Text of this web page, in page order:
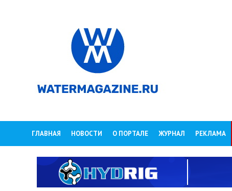
ГЛАВНАЯ НОВОСТИ О ПОРТАЛЕ ЖУРНАЛ РЕКЛАМА